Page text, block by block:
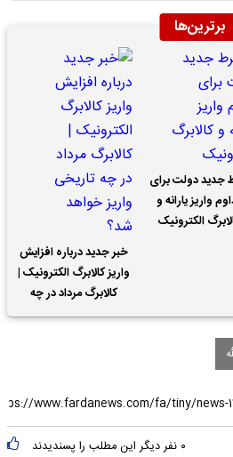
برترین‌ها
جدید دولت برای
واریز یارانه و
الکترونیک
خبر جدید درباره افزایش
واریز کالابرگ الکترونیک |
کالابرگ مرداد در چه
تاریخی واریز خواهد شد؟
۰ نفر دیگر این مطلب را پسندیدند